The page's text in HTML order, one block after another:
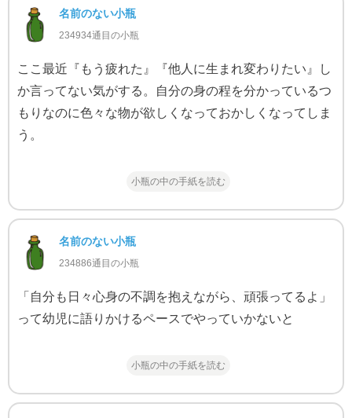
名前のない小瓶
234934通目の小瓶
ここ最近『もう疲れた』『他人に生まれ変わりたい』し
か言ってない気がする。自分の身の程を分かっているつ
もりなのに色々な物が欲しくなっておかしくなってしま
う。
小瓶の中の手紙を読む
名前のない小瓶
234886通目の小瓶
「自分も日々心身の不調を抱えながら、頑張ってるよ」
って幼児に語りかけるペースでやっていかないと
小瓶の中の手紙を読む